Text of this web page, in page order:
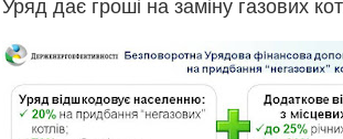
Уряд дає гроші на заміну газових